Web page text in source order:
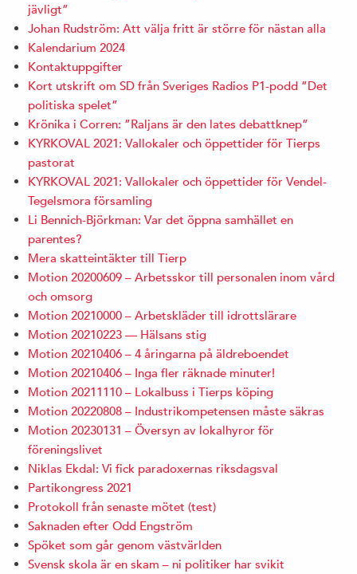
jävligt”
Johan Rudström: Att välja fritt är större för nästan alla
Kalendarium 2024
Kontaktuppgifter
Kort utskrift om SD från Sveriges Radios P1-podd ”Det
politiska spelet”
Krönika i Corren: ”Raljans är den lates debattknep”
KYRKOVAL 2021: Vallokaler och öppettider för Tierps
pastorat
KYRKOVAL 2021: Vallokaler och öppettider för Vendel-
Tegelsmora församling
Li Bennich-Björkman: Var det öppna samhället en
parentes?
Mera skatteintäkter till Tierp
Motion 20200609 – Arbetsskor till personalen inom vård
och omsorg
Motion 20210000 – Arbetskläder till idrottslärare
Motion 20210223 — Hälsans stig
Motion 20210406 – 4 åringarna på äldreboendet
Motion 20210406 – Inga fler räknade minuter!
Motion 20211110 – Lokalbuss i Tierps köping
Motion 20220808 – Industrikompetensen måste säkras
Motion 20230131 – Översyn av lokalhyror för
föreningslivet
Niklas Ekdal: Vi fick paradoxernas riksdagsval
Partikongress 2021
Protokoll från senaste mötet (test)
Saknaden efter Odd Engström
Spöket som går genom västvärlden
Svensk skola är en skam – ni politiker har svikit